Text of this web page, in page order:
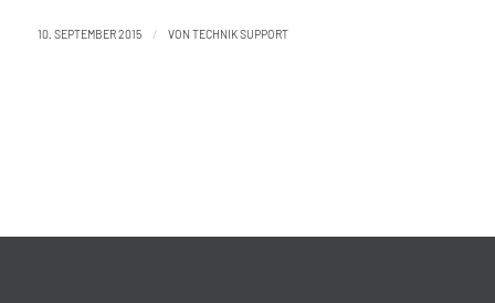
10. SEPTEMBER 2015 / VON TECHNIK SUPPORT